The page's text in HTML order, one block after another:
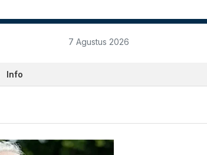
7 Agustus 2026
Info